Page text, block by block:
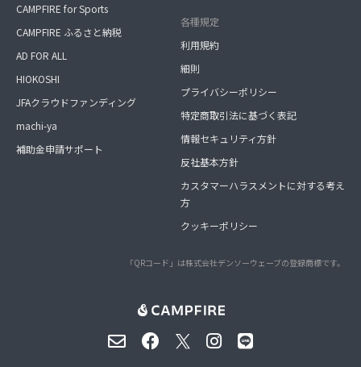
CAMPFIRE for Sports
CAMPFIRE ふるさと納税
AD FOR ALL
HIOKOSHI
JFAクラウドファンディング
machi-ya
補助金申請サポート
各種規定
利用規約
細則
プライバシーポリシー
特定商取引法に基づく表記
情報セキュリティ方針
反社基本方針
カスタマーハラスメントに対する考え
方
クッキーポリシー
「QRコード」は株式会社デンソーウェーブの登録商標です。